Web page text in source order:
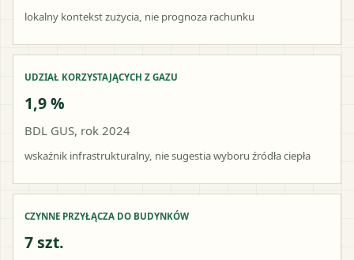
lokalny kontekst zużycia, nie prognoza rachunku
UDZIAŁ KORZYSTAJĄCYCH Z GAZU
1,9 %
BDL GUS, rok 2024
wskaźnik infrastrukturalny, nie sugestia wyboru źródła ciepła
CZYNNE PRZYŁĄCZA DO BUDYNKÓW
7 szt.